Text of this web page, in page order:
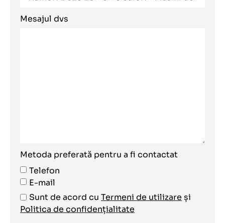
Mesajul dvs
Metoda preferată pentru a fi contactat
Telefon
E-mail
Sunt de acord cu Termeni de utilizare și
Politica de confidențialitate